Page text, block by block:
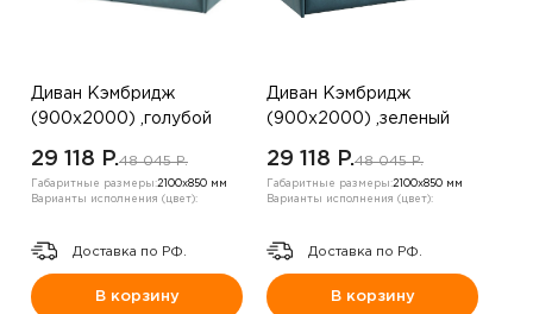
Диван Кэмбридж
(900х2000) ,голубой
29 118 P.48 045 P.
Габаритные размеры:2100х850 мм
Варианты исполнения (цвет):
Доставка по РФ.
В корзину
Диван Кэмбридж
(900х2000) ,зеленый
29 118 P.48 045 P.
Габаритные размеры:2100х850 мм
Варианты исполнения (цвет):
Доставка по РФ.
В корзину